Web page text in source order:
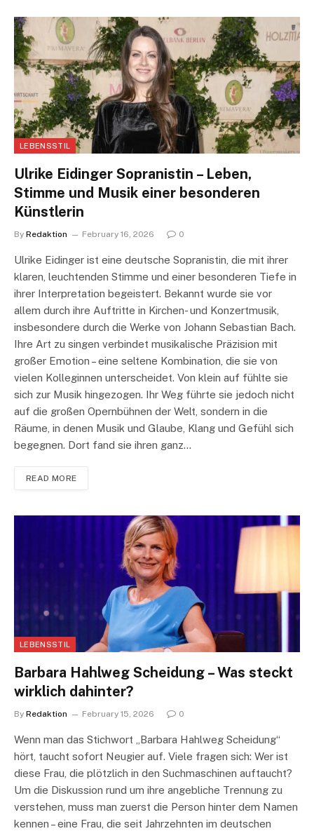
LEBENSSTIL
Ulrike Eidinger Sopranistin – Leben,
Stimme und Musik einer besonderen
Künstlerin
By Redaktion February 16, 2026 0
Ulrike Eidinger ist eine deutsche Sopranistin, die mit ihrer
klaren, leuchtenden Stimme und einer besonderen Tiefe in
ihrer Interpretation begeistert. Bekannt wurde sie vor
allem durch ihre Auftritte in Kirchen- und Konzertmusik,
insbesondere durch die Werke von Johann Sebastian Bach.
Ihre Art zu singen verbindet musikalische Präzision mit
großer Emotion – eine seltene Kombination, die sie von
vielen Kolleginnen unterscheidet. Von klein auf fühlte sie
sich zur Musik hingezogen. Ihr Weg führte sie jedoch nicht
auf die großen Opernbühnen der Welt, sondern in die
Räume, in denen Musik und Glaube, Klang und Gefühl sich
begegnen. Dort fand sie ihren ganz…
READ MORE
LEBENSSTIL
Barbara Hahlweg Scheidung – Was steckt
wirklich dahinter?
By Redaktion February 15, 2026 0
Wenn man das Stichwort „Barbara Hahlweg Scheidung“
hört, taucht sofort Neugier auf. Viele fragen sich: Wer ist
diese Frau, die plötzlich in den Suchmaschinen auftaucht?
Um die Diskussion rund um ihre angebliche Trennung zu
verstehen, muss man zuerst die Person hinter dem Namen
kennen – eine Frau, die seit Jahrzehnten im deutschen